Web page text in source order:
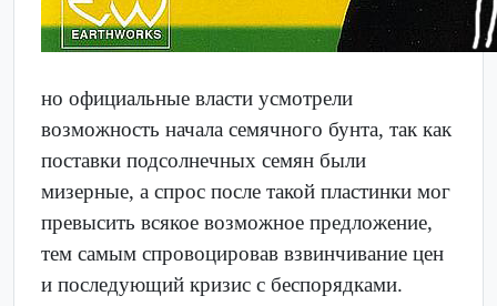
но официальные власти усмотрели
возможность начала семячного бунта, так как
поставки подсолнечных семян были
мизерные, а спрос после такой пластинки мог
превысить всякое возможное предложение,
тем самым спровоцировав взвинчивание цен
и последующий кризис с беспорядками.